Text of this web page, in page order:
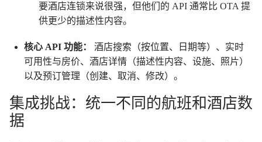
要酒店连锁来说很强，但他们的 API 通常比 OTA 提
供更少的描述性内容。
核心 API 功能： 酒店搜索 （按位置、日期等）、 实时
可用性与房价、 酒店详情 （描述性内容、设施、照片）
以及预订管理 （创建、取消、修改）。
集成挑战：统一不同的航班和酒店数
据